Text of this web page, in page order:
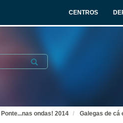
CENTROS
Submit
ondas! 2014 Galegas de cá